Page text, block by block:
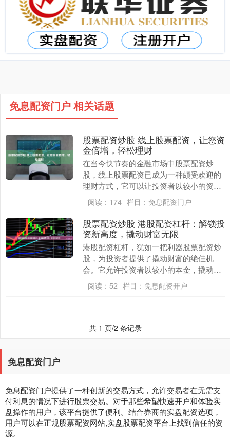
免息配资门户 相关话题
股票配资炒股 线上股票配资，让您资
金倍增，轻松理财
在当今快节奏的金融市场中股票配资炒
股，线上股票配资已成为一种颇受欢迎的
理财方式，它可以让投资者以较小的资金
撬动更大的投资杠杆，从而获得更高的收
益。 小明是一位刚....
阅读： 174 栏目： 免息配资门户
股票配资炒股 港股配资杠杆：解锁投
资新高度，撬动财富无限
港股配资杠杆，犹如一把利器股票配资炒
股，为投资者提供了撬动财富的绝佳机
会。它允许投资者以较小的本金，撬动更
大的资金，从而放大投资收益。 1. **选择
正规配资公....
阅读： 52 栏目： 免息配资开户
共 1 页/2 条记录
免息配资门户
免息配资门户提供了一种创新的交易方式，允许交易者在无需支
付利息的情况下进行股票交易。对于那些希望快速开户和体验实
盘操作的用户，该平台提供了便利。结合券商的实盘配资选项，
用户可以在正规股票配资网站,实盘股票配资平台上找到信任的资
源。